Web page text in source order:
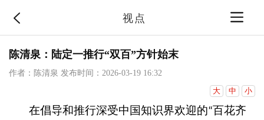
视点
陈清泉：陆定一推行“双百”方针始末
作者：陈清泉 发布时间：2026-03-19 16:32
大
中 小
在倡导和推行深受中国知识界欢迎的“百花齐